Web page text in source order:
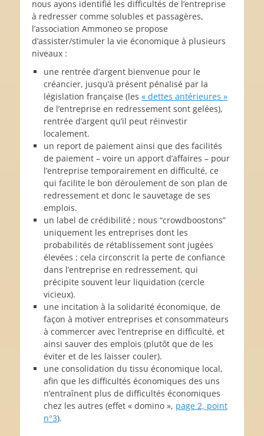
nous ayons identifié les difficultés de l’entreprise
à redresser comme solubles et passagères,
l’association Ammoneo se propose
d’assister/stimuler la vie économique à plusieurs
niveaux :
une rentrée d’argent bienvenue pour le
créancier, jusqu’à présent pénalisé par la
législation française (les « dettes antérieures »
de l’entreprise en redressement sont gelées),
rentrée d’argent qu’il peut réinvestir
localement.
un report de paiement ainsi que des facilités
de paiement – voire un apport d’affaires – pour
l’entreprise temporairement en difficulté, ce
qui facilite le bon déroulement de son plan de
redressement et donc le sauvetage de ses
emplois.
un label de crédibilité ; nous “crowdboostons”
uniquement les entreprises dont les
probabilités de rétablissement sont jugées
élevées ; cela circonscrit la perte de confiance
dans l’entreprise en redressement, qui
précipite souvent leur liquidation (cercle
vicieux).
une incitation à la solidarité économique, de
façon à motiver entreprises et consommateurs
à commercer avec l’entreprise en difficulté, et
ainsi sauver des emplois (plutôt que de les
éviter et de les laisser couler).
une consolidation du tissu économique local,
afin que les difficultés économiques des uns
n’entraînent plus de difficultés économiques
chez les autres (effet « domino », page 2, point
n°3).